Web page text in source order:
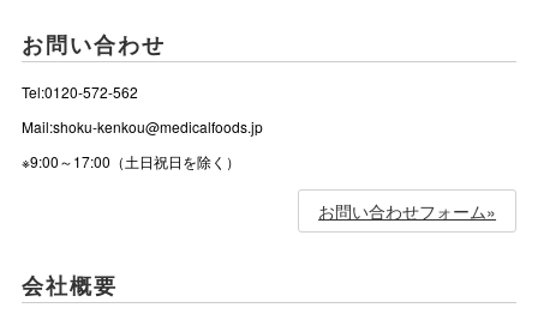
お問い合わせ
Tel:0120-572-562
Mail:shoku-kenkou@medicalfoods.jp
※9:00～17:00（土日祝日を除く）
お問い合わせフォーム»
会社概要